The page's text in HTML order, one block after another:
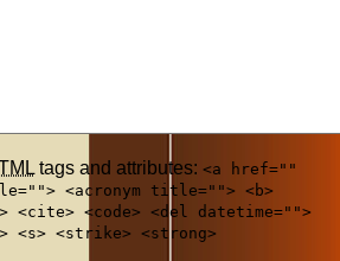
tags and attributes: <a href=""
<acronym title=""> <b>
<cite> <code> <del datetime="">
<s> <strike> <strong>